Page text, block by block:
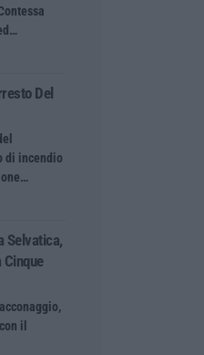
Del
di incendio
Selvatica,
il